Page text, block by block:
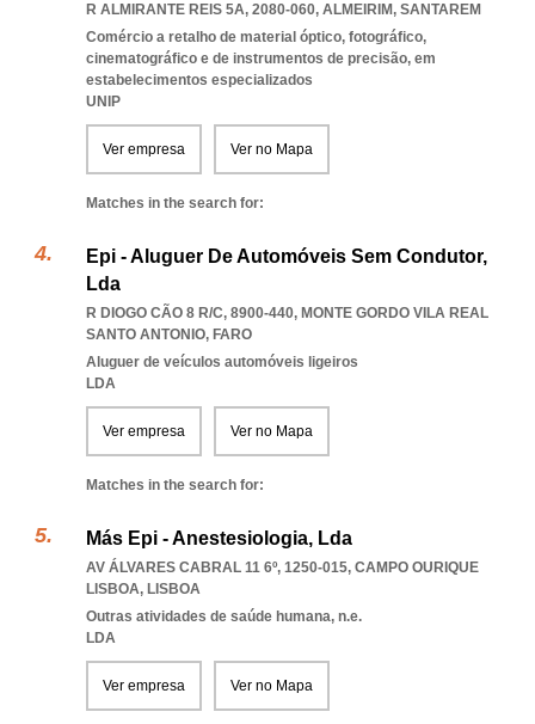
R ALMIRANTE REIS 5A, 2080-060, ALMEIRIM, SANTAREM
Comércio a retalho de material óptico, fotográfico,
cinematográfico e de instrumentos de precisão, em
estabelecimentos especializados
UNIP
Ver empresa Ver no Mapa
Matches in the search for:
Epi - Aluguer De Automóveis Sem Condutor,
Lda
R DIOGO CÃO 8 R/C, 8900-440, MONTE GORDO VILA REAL
SANTO ANTONIO, FARO
Aluguer de veículos automóveis ligeiros
LDA
Ver empresa Ver no Mapa
Matches in the search for:
Más Epi - Anestesiologia, Lda
AV ÁLVARES CABRAL 11 6º, 1250-015, CAMPO OURIQUE
LISBOA, LISBOA
Outras atividades de saúde humana, n.e.
LDA
Ver empresa Ver no Mapa